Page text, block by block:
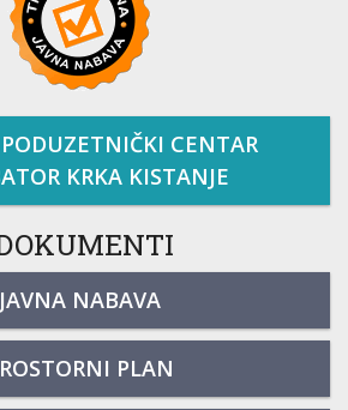
CENTAR
KRKA KISTANJE
JAVNA NABAVA
PLAN